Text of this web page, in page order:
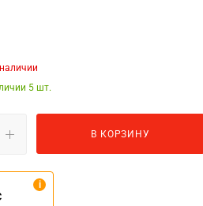
наличии
5
В КОРЗИНУ